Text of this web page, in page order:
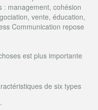
: management, cohésion
vente, éducation,
Communication repose
est plus importante
de six types